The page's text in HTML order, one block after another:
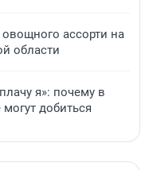
ассорти на
области
я»: почему в
добиться